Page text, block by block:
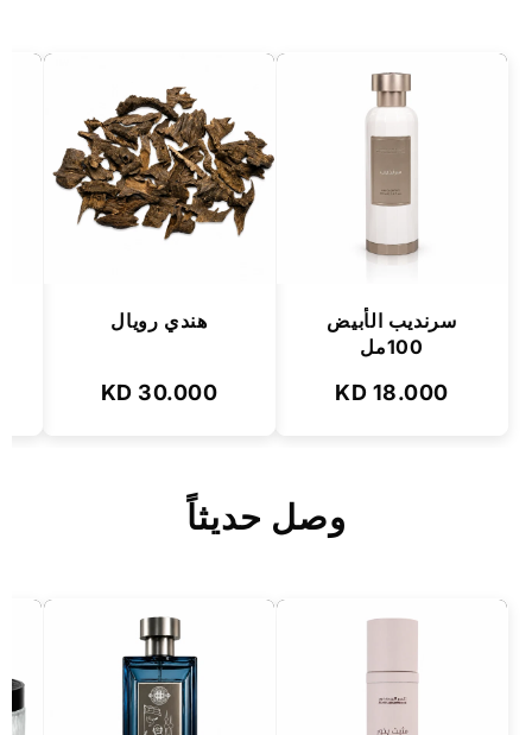
سرنديب الأبيض
100مل
18.000 KD
هندي رويال
30.000 KD
وصل حديثاً